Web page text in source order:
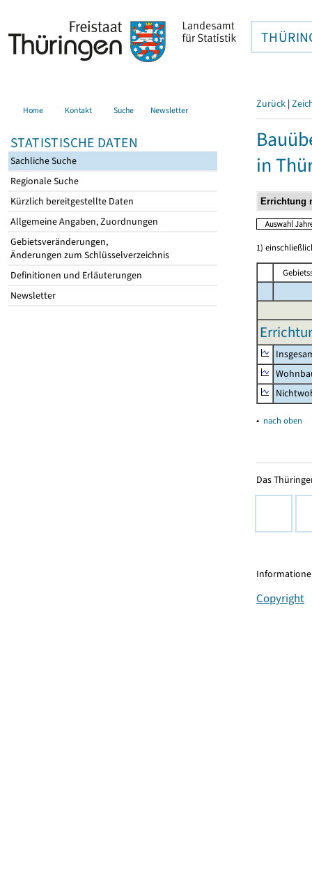
Home Kontakt Suche Newsletter
STATISTISCHE DATEN
Sachliche Suche
Regionale Suche
Kürzlich bereitgestellte Daten
Allgemeine Angaben, Zuordnungen
Gebietsveränderungen,
Änderungen zum Schlüsselverzeichnis
Definitionen und Erläuterungen
Newsletter
Zurück |
in
1)
▴ nach oben
Das
Copyright